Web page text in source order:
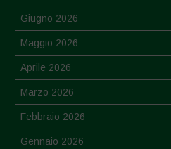
Giugno 2026
Maggio 2026
Aprile 2026
Marzo 2026
Febbraio 2026
Gennaio 2026